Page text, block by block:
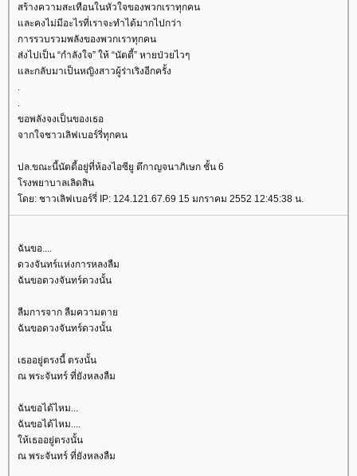
สร้างความสะเทือนในหัวใจของพวกเราทุกคน
ละคงไม่มีอะไรที่เราจะทำได้มากไปกว่า
การรวบรวมพลังของพวกเราทุกคน
ส่งไปเป็น “กำลังใจ” ให้ “นัตตี้” หายป่วยไวๆ
ละกลับมาเป็นหญิงสาวผู้ร่าเริงอีกครั้ง
.
.
ขอพลังจงเป็นของเธอ
จากใจชาวเลิฟเบอร์รี่ทุกคน
ปล.ขณะนี้นัตตี้อยู่ที่ห้องไอซียู ตึกาญจนาภิเษก ชั้น 6
รงพยาบาลเลิดสิน
ดย: ชาวเลิฟเบอร์รี่ IP: 124.121.67.69 15 มกราคม 2552 12:45:38 น.
ฉันขอ....
ดวงจันทร์แห่งการหลงลืม
ฉันขอดวงจันทร์ดวงนั้น
ลืมการจาก ลืมความตา
ฉันขอดวงจันทร์ดวงนั้น
เธออยู่ตรงนี้ ตรงนั้น
ณ พระจันทร์ ที่ยังหลงลืม
ฉันขอได้ไหม...
ฉันขอได้ไหม....
ห้เธออยู่ตรงนั้น
ณ พระจันทร์ ที่ยังหลงลืม